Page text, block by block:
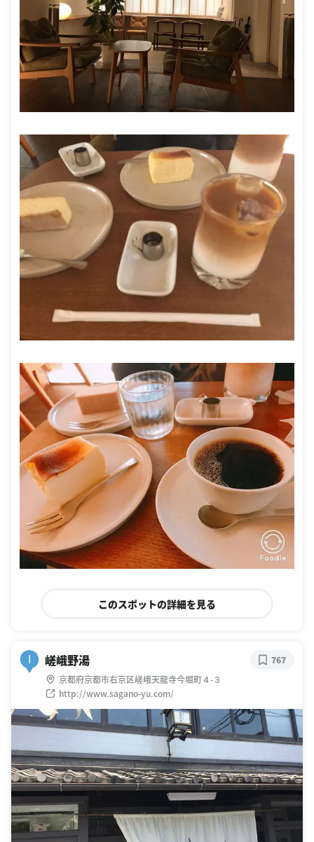
このスポットの詳細を見る
I 嵯峨野湯
京都府京都市右京区嵯峨天龍寺今堀町４-３
http://www.sagano-yu.com/
767